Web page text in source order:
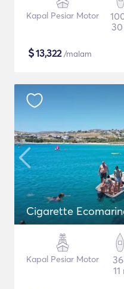
Kapal Pesiar Motor
$13,322/malam
Cigarette
Kapal Pesiar Motor